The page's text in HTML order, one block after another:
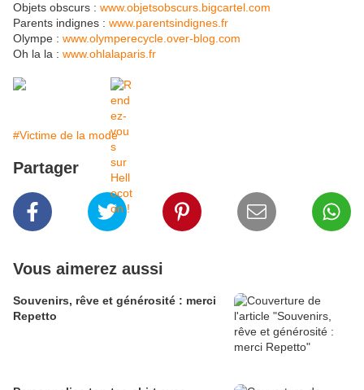
Objets obscurs : www.objetsobscurs.bigcartel.com
Parents indignes : www.parentsindignes.fr
Olympe : www.olymperecycle.over-blog.com
Oh la la : www.ohlalaparis.fr
#Victime de la mode
Partager
Vous aimerez aussi
Souvenirs, rêve et générosité : merci
Repetto